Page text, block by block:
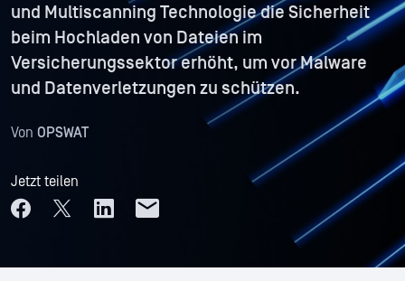
und Multiscanning Technologie die Sicherheit
beim Hochladen von Dateien im
Versicherungssektor erhöht, um vor Malware
und Datenverletzungen zu schützen.
Von OPSWAT
Jetzt teilen